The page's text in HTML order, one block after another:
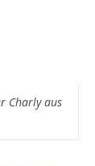
Charly aus